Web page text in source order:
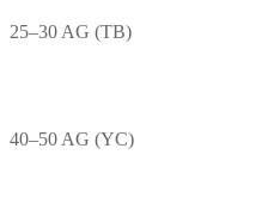
25–30 AG (TB)
40–50 AG (YC)